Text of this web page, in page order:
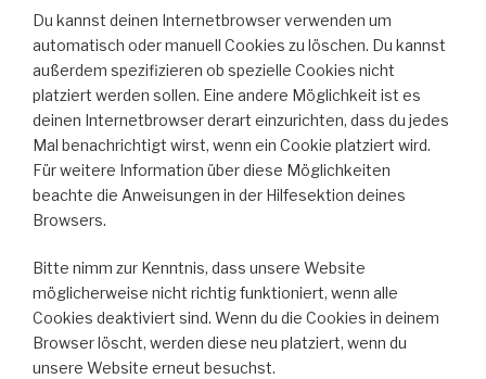
Du kannst deinen Internetbrowser verwenden um
automatisch oder manuell Cookies zu löschen. Du kannst
außerdem spezifizieren ob spezielle Cookies nicht
platziert werden sollen. Eine andere Möglichkeit ist es
deinen Internetbrowser derart einzurichten, dass du jedes
Mal benachrichtigt wirst, wenn ein Cookie platziert wird.
Für weitere Information über diese Möglichkeiten
beachte die Anweisungen in der Hilfesektion deines
Browsers.
Bitte nimm zur Kenntnis, dass unsere Website
möglicherweise nicht richtig funktioniert, wenn alle
Cookies deaktiviert sind. Wenn du die Cookies in deinem
Browser löscht, werden diese neu platziert, wenn du
unsere Website erneut besuchst.